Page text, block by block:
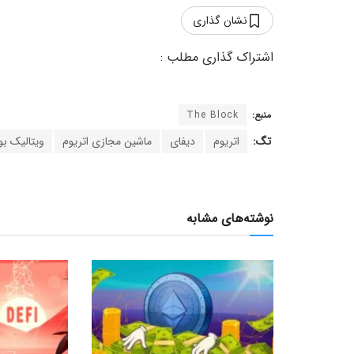
نشان گذاری
منبع: The Block
تگ: اتریوم دیفای ماشین مجازی اتریوم ویتالیک
نوشته‌های مشابه